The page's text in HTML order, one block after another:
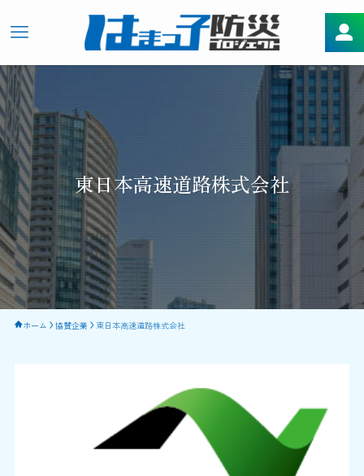
東日本高速道路株式会社
ホーム 協賛企業 東日本高速道路株式会社